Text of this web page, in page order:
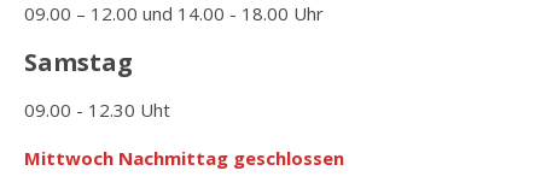
09.00 – 12.00 und 14.00 - 18.00 Uhr
Samstag
09.00 - 12.30 Uht
Mittwoch Nachmittag geschlossen